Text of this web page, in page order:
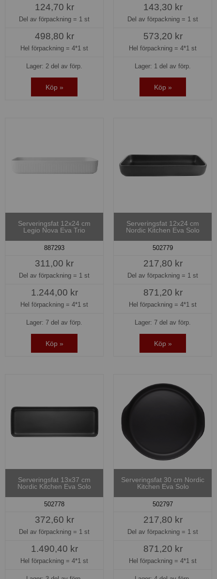
124,70 kr
Del av förpackning = 1 st
498,80 kr
Hel förpackning = 4*1 st
Lager: 2 del av förp.
Köp »
143,30 kr
Del av förpackning = 1 st
573,20 kr
Hel förpackning = 4*1 st
Lager: 1 del av förp.
Köp »
Serveringsfat 12x24 cm
Legio Nova Eva Trio
887293
311,00 kr
Del av förpackning = 1 st
1.244,00 kr
Hel förpackning = 4*1 st
Lager: 7 del av förp.
Köp »
Serveringsfat 12x24 cm
Nordic Kitchen Eva Solo
502779
217,80 kr
Del av förpackning = 1 st
871,20 kr
Hel förpackning = 4*1 st
Lager: 7 del av förp.
Köp »
Serveringsfat 13x37 cm
Nordic Kitchen Eva Solo
502778
372,60 kr
Del av förpackning = 1 st
1.490,40 kr
Hel förpackning = 4*1 st
Serveringsfat 30 cm Nordic
Kitchen Eva Solo
502797
217,80 kr
Del av förpackning = 1 st
871,20 kr
Hel förpackning = 4*1 st